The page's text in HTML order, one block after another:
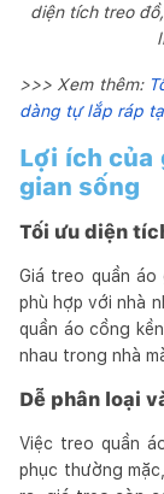
diện tích treo
>>> Xem thêm:
dàng tự lắp ráp
Lợi ích của
gian sống
Tối ưu diện
Giá treo quần áo
phù hợp với nhà
quần áo cồng
nhau trong nhà
Dễ phân loại
Việc treo quần
phục thường